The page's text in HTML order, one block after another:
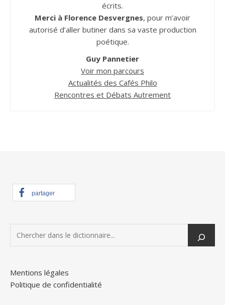
écrits.
Merci à Florence Desvergnes, pour m’avoir
autorisé d’aller butiner dans sa vaste production
poétique.
Guy Pannetier
Voir mon parcours
Actualités des Cafés Philo
Rencontres et Débats Autrement
partager
Mentions légales
Politique de confidentialité